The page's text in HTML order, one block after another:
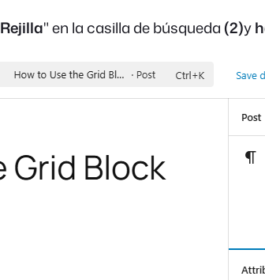
Rejilla" en la casilla de búsqueda(2)y